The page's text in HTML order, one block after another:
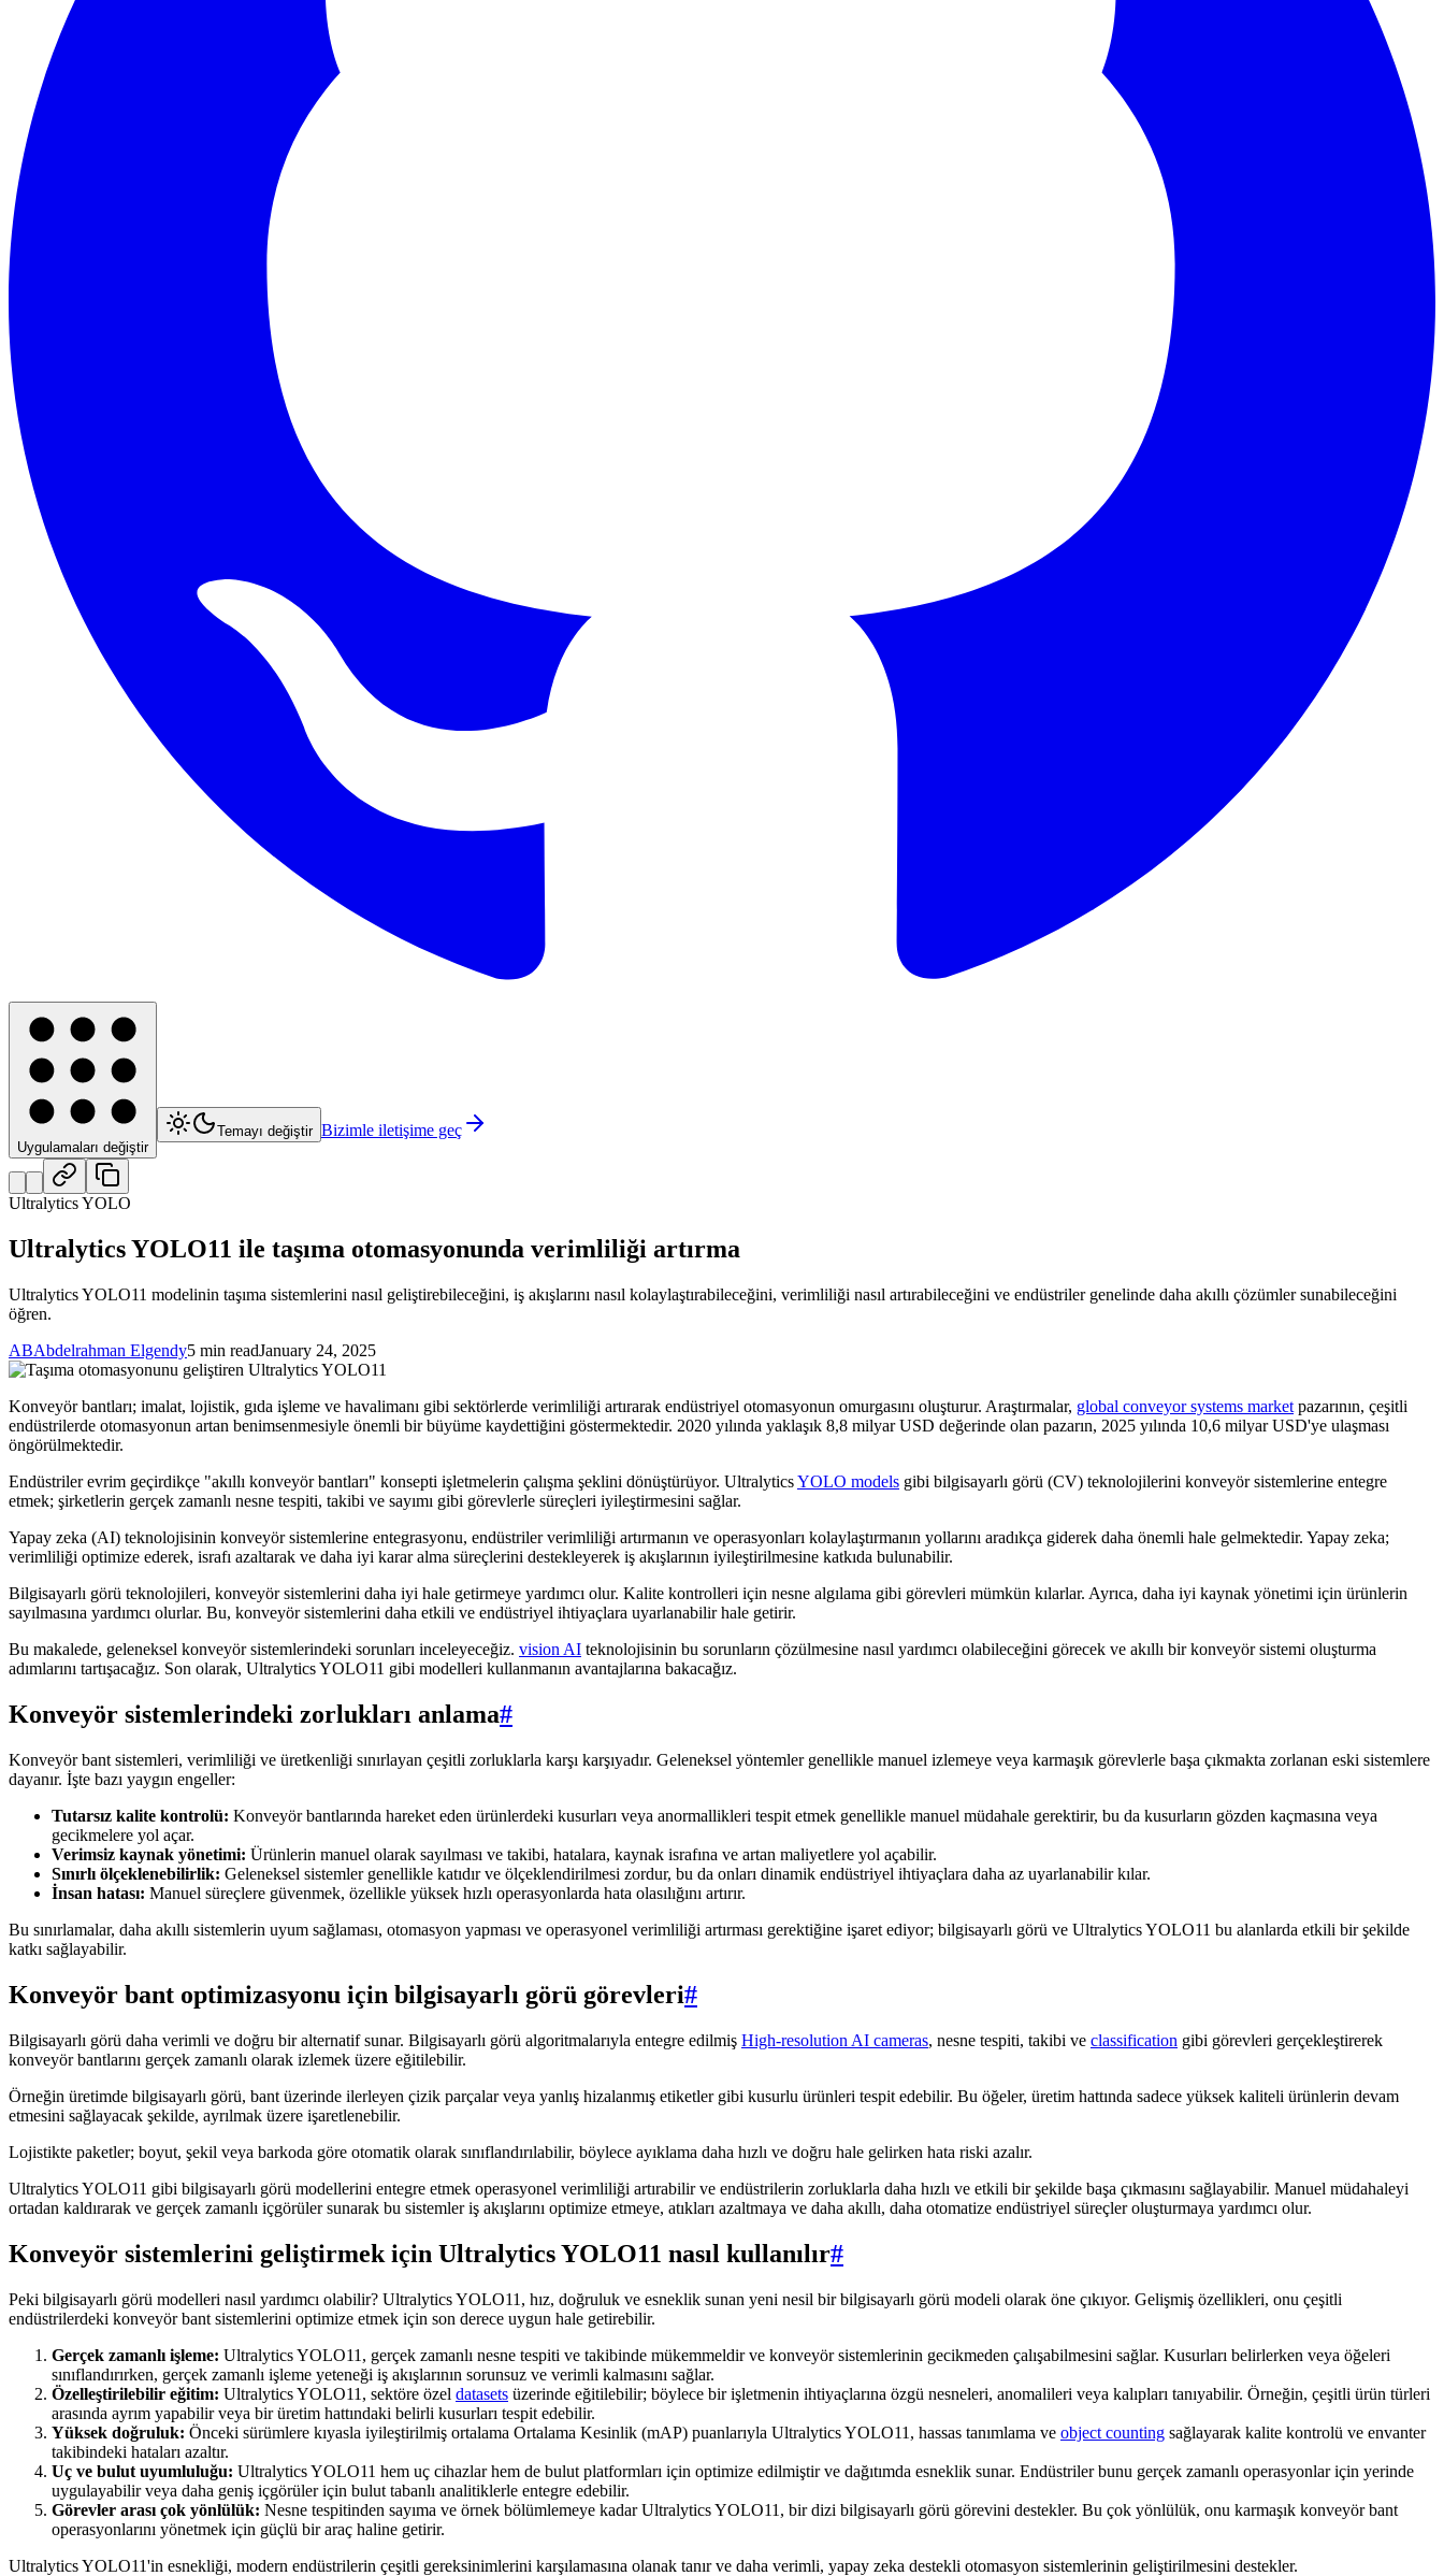
Uygulamaları değiştir
Temayı değiştir Bizimle iletişime geç
Ultralytics YOLO
Ultralytics YOLO11 ile taşıma otomasyonunda verimliliği artırma
Ultralytics YOLO11 modelinin taşıma sistemlerini nasıl geliştirebileceğini, iş akışlarını nasıl kolaylaştırabileceğini, verimliliği nasıl artırabileceğini ve endüstriler genelinde daha akıllı çözümler sunabileceğini
öğren.
ABAbdelrahman Elgendy5 min readJanuary 24, 2025
Konveyör bantları; imalat, lojistik, gıda işleme ve havalimanı gibi sektörlerde verimliliği artırarak endüstriyel otomasyonun omurgasını oluşturur. Araştırmalar, global conveyor systems market pazarının, çeşitli
endüstrilerde otomasyonun artan benimsenmesiyle önemli bir büyüme kaydettiğini göstermektedir. 2020 yılında yaklaşık 8,8 milyar USD değerinde olan pazarın, 2025 yılında 10,6 milyar USD'ye ulaşması
öngörülmektedir.
Endüstriler evrim geçirdikçe "akıllı konveyör bantları" konsepti işletmelerin çalışma şeklini dönüştürüyor. UltralyticsYOLO models gibi bilgisayarlı görü (CV) teknolojilerini konveyör sistemlerine entegre
etmek; şirketlerin gerçek zamanlı nesne tespiti, takibi ve sayımı gibi görevlerle süreçleri iyileştirmesini sağlar.
Yapay zeka (AI) teknolojisinin konveyör sistemlerine entegrasyonu, endüstriler verimliliği artırmanın ve operasyonları kolaylaştırmanın yollarını aradıkça giderek daha önemli hale gelmektedir. Yapay zeka;
verimliliği optimize ederek, israfı azaltarak ve daha iyi karar alma süreçlerini destekleyerek iş akışlarının iyileştirilmesine katkıda bulunabilir.
Bilgisayarlı görü teknolojileri, konveyör sistemlerini daha iyi hale getirmeye yardımcı olur. Kalite kontrolleri için nesne algılama gibi görevleri mümkün kılarlar. Ayrıca, daha iyi kaynak yönetimi için ürünlerin
sayılmasına yardımcı olurlar. Bu, konveyör sistemlerini daha etkili ve endüstriyel ihtiyaçlara uyarlanabilir hale getirir.
Bu makalede, geleneksel konveyör sistemlerindeki sorunları inceleyeceğiz. vision AI teknolojisinin bu sorunların çözülmesine nasıl yardımcı olabileceğini görecek ve akıllı bir konveyör sistemi oluşturma
adımlarını tartışacağız. Son olarak, Ultralytics YOLO11 gibi modelleri kullanmanın avantajlarına bakacağız.
Konveyör sistemlerindeki zorlukları anlama#
Konveyör bant sistemleri, verimliliği ve üretkenliği sınırlayan çeşitli zorluklarla karşı karşıyadır. Geleneksel yöntemler genellikle manuel izlemeye veya karmaşık görevlerle başa çıkmakta zorlanan eski sistemlere
dayanır. İşte bazı yaygın engeller:
Tutarsız kalite kontrolü: Konveyör bantlarında hareket eden ürünlerdeki kusurları veya anormallikleri tespit etmek genellikle manuel müdahale gerektirir, bu da kusurların gözden kaçmasına veya
gecikmelere yol açar.
Verimsiz kaynak yönetimi: Ürünlerin manuel olarak sayılması ve takibi, hatalara, kaynak israfına ve artan maliyetlere yol açabilir.
Sınırlı ölçeklenebilirlik: Geleneksel sistemler genellikle katıdır ve ölçeklendirilmesi zordur, bu da onları dinamik endüstriyel ihtiyaçlara daha az uyarlanabilir kılar.
İnsan hatası: Manuel süreçlere güvenmek, özellikle yüksek hızlı operasyonlarda hata olasılığını artırır.
Bu sınırlamalar, daha akıllı sistemlerin uyum sağlaması, otomasyon yapması ve operasyonel verimliliği artırması gerektiğine işaret ediyor; bilgisayarlı görü ve Ultralytics YOLO11 bu alanlarda etkili bir şekilde
katkı sağlayabilir.
Konveyör bant optimizasyonu için bilgisayarlı görü görevleri#
Bilgisayarlı görü daha verimli ve doğru bir alternatif sunar. Bilgisayarlı görü algoritmalarıyla entegre edilmiş High-resolution AI cameras, nesne tespiti, takibi ve classification gibi görevleri gerçekleştirerek
konveyör bantlarını gerçek zamanlı olarak izlemek üzere eğitilebilir.
Örneğin üretimde bilgisayarlı görü, bant üzerinde ilerleyen çizik parçalar veya yanlış hizalanmış etiketler gibi kusurlu ürünleri tespit edebilir. Bu öğeler, üretim hattında sadece yüksek kaliteli ürünlerin devam
etmesini sağlayacak şekilde, ayrılmak üzere işaretlenebilir.
Lojistikte paketler; boyut, şekil veya barkoda göre otomatik olarak sınıflandırılabilir, böylece ayıklama daha hızlı ve doğru hale gelirken hata riski azalır.
Ultralytics YOLO11 gibi bilgisayarlı görü modellerini entegre etmek operasyonel verimliliği artırabilir ve endüstrilerin zorluklarla daha hızlı ve etkili bir şekilde başa çıkmasını sağlayabilir. Manuel müdahaleyi
ortadan kaldırarak ve gerçek zamanlı içgörüler sunarak bu sistemler iş akışlarını optimize etmeye, atıkları azaltmaya ve daha akıllı, daha otomatize endüstriyel süreçler oluşturmaya yardımcı olur.
Konveyör sistemlerini geliştirmek için Ultralytics YOLO11 nasıl kullanılır#
Peki bilgisayarlı görü modelleri nasıl yardımcı olabilir? Ultralytics YOLO11, hız, doğruluk ve esneklik sunan yeni nesil bir bilgisayarlı görü modeli olarak öne çıkıyor. Gelişmiş özellikleri, onu çeşitli
endüstrilerdeki konveyör bant sistemlerini optimize etmek için son derece uygun hale getirebilir.
Gerçek zamanlı işleme: Ultralytics YOLO11, gerçek zamanlı nesne tespiti ve takibinde mükemmeldir ve konveyör sistemlerinin gecikmeden çalışabilmesini sağlar. Kusurları belirlerken veya öğeleri
sınıflandırırken, gerçek zamanlı işleme yeteneği iş akışlarının sorunsuz ve verimli kalmasını sağlar.
Özelleştirilebilir eğitim: Ultralytics YOLO11, sektöre özel datasets üzerinde eğitilebilir; böylece bir işletmenin ihtiyaçlarına özgü nesneleri, anomalileri veya kalıpları tanıyabilir. Örneğin, çeşitli ürün türleri
arasında ayrım yapabilir veya bir üretim hattındaki belirli kusurları tespit edebilir.
Yüksek doğruluk: Önceki sürümlere kıyasla iyileştirilmiş ortalama Ortalama Kesinlik (mAP) puanlarıyla Ultralytics YOLO11, hassas tanımlama ve object counting sağlayarak kalite kontrolü ve envanter
takibindeki hataları azaltır.
Uç ve bulut uyumluluğu: Ultralytics YOLO11 hem uç cihazlar hem de bulut platformları için optimize edilmiştir ve dağıtımda esneklik sunar. Endüstriler bunu gerçek zamanlı operasyonlar için yerinde
uygulayabilir veya daha geniş içgörüler için bulut tabanlı analitiklerle entegre edebilir.
Görevler arası çok yönlülük: Nesne tespitinden sayıma ve örnek bölümlemeye kadar Ultralytics YOLO11, bir dizi bilgisayarlı görü görevini destekler. Bu çok yönlülük, onu karmaşık konveyör bant
operasyonlarını yönetmek için güçlü bir araç haline getirir.
Ultralytics YOLO11'in esnekliği, modern endüstrilerin çeşitli gereksinimlerini karşılamasına olanak tanır ve daha verimli, yapay zeka destekli otomasyon sistemlerinin geliştirilmesini destekler.